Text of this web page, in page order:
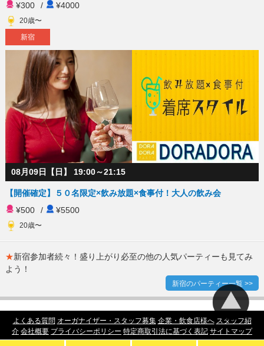
¥300
/ ¥4000
20歳〜
新宿
08月09日【日】 19:00～21:15
【開催確定】５０名限定×飲み放題×食事付！大人の飲み会
¥500
/ ¥5500
20歳〜
★新宿参加者続々！盛り上がり必至の他の人気パーティーも見てみ
よう！
新宿のパーティー一覧 >>
よくある質問 オーガナイザー・スタッフ募集 企業・飲食店様へ スタッフ紹
介 会社概要 プライバシーポリシー 特定商取引法に基づく表記 サイトマップ